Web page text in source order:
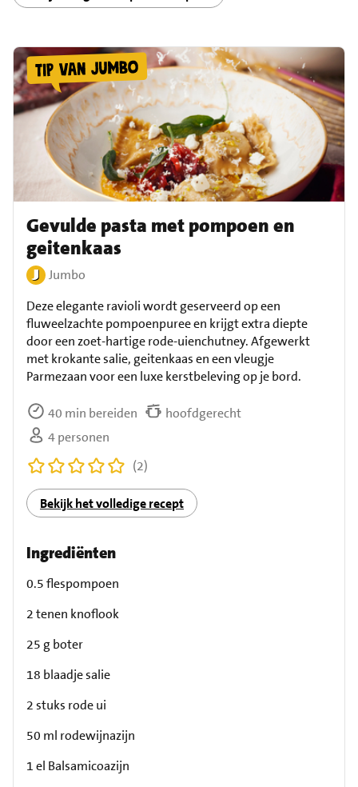
Gevulde pasta met pompoen en
geitenkaas
Jumbo
Deze elegante ravioli wordt geserveerd op een
fluweelzachte pompoenpuree en krijgt extra diepte
door een zoet-hartige rode-uienchutney. Afgewerkt
met krokante salie, geitenkaas en een vleugje
Parmezaan voor een luxe kerstbeleving op je bord.
40 min bereiden
hoofdgerecht
4 personen
(2)
Bekijk het volledige recept
Ingrediënten
0.5 flespompoen
2 tenen knoflook
25 g boter
18 blaadje salie
2 stuks rode ui
50 ml rodewijnazijn
1 el Balsamicoazijn